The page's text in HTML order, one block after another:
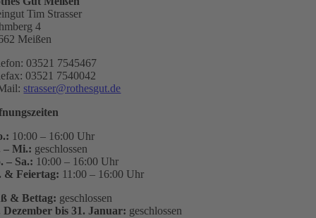
Tim Strasser
4
Meißen
03521 7545467
03521 7540042
strasser@rothesgut.de
10:00 – 16:00 Uhr
– Mi.: geschlossen
– Sa.: 10:00 – 16:00 Uhr
& Feiertag: 11:00 – 16:00 Uhr
& Bettag: geschlossen
Dezember bis 31. Januar: geschlossen